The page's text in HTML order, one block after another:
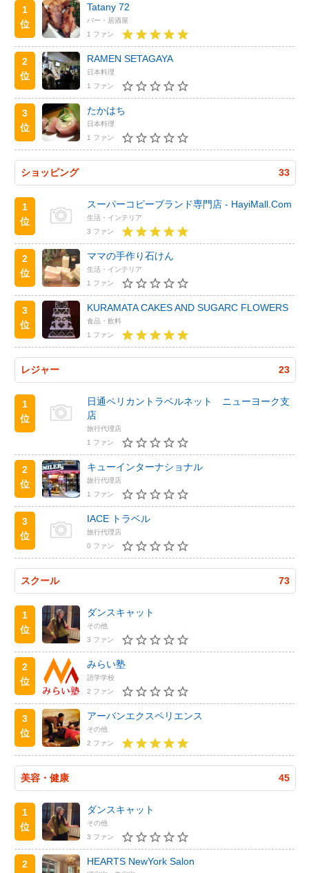
1
位
Tatany 72
バー・居酒屋
1 ファン
2
位
RAMEN SETAGAYA
日本料理
1 ファン
3
位
たかはち
日本料理
1 ファン
ショッピング 33
1
位
スーパーコピーブランド専門店 - HayiMall.Com
生活・インテリア
3 ファン
2
位
ママの手作り石けん
生活・インテリア
1 ファン
3
位
KURAMATA CAKES AND SUGARC FLOWERS
食品・飲料
1 ファン
レジャー 23
1
位
日通ペリカントラベルネット ニューヨーク支
店
旅行代理店
1 ファン
2
位
キューインターナショナル
旅行代理店
1 ファン
3
位
IACE トラベル
旅行代理店
0 ファン
スクール 73
1
位
ダンスキャット
その他
3 ファン
2
位
みらい塾
語学学校
2 ファン
3
位
アーバンエクスペリエンス
その他
2 ファン
美容・健康 45
1
位
ダンスキャット
その他
3 ファン
2
HEARTS NewYork Salon